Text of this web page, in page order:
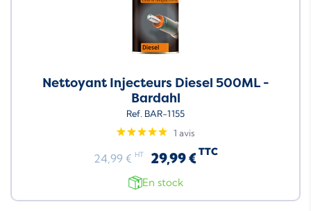
Nettoyant Injecteurs Diesel 500ML -
Bardahl
Ref. BAR-1155
1 avis
24,99 € HT 29,99 € TTC
En stock